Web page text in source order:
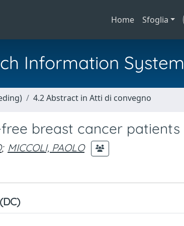
Home Sfoglia
Information System
4.2 Abstract in Atti di convegno
breast cancer patients
; MICCOLI, PAOLO